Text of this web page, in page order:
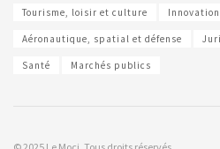
Tourisme, loisir et culture Innovation
Aéronautique, spatial et défense
Santé Marchés publics